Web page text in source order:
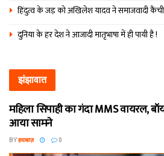
हिंदुत्व के जड़ को अखिलेश यादव ने समाजवादी
दुनिया के हर देश ने आजादी मातृभाषा में ही पायी है !
झंझावात
महिला सिपाही का गंदा MMS वायरल,
आया सामने
BYहवाबाज़ 0